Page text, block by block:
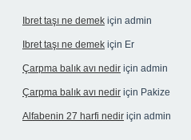
Ibret taşı ne demek için admin
Ibret taşı ne demek için Er
Çarpma balık avı nedir için admin
Çarpma balık avı nedir için Pakize
Alfabenin 27 harfi nedir için admin